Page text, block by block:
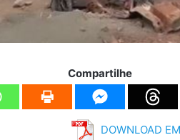
Compartilhe
DOWNLOAD